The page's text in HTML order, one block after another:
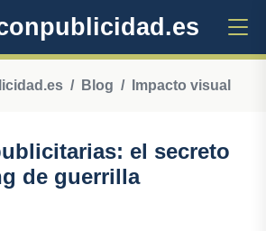
Blog Impacto visual
el secreto
de guerrilla